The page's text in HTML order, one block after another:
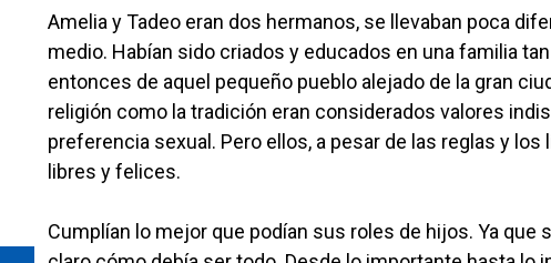
Amelia y Tadeo eran dos hermanos, se llevaban poca
medio. Habían sido criados y educados en una familia
entonces de aquel pequeño pueblo alejado de la gran
religión como la tradición eran considerados valores
preferencia sexual. Pero ellos, a pesar de las reglas y
libres y felices.
Cumplían lo mejor que podían sus roles de hijos. Ya